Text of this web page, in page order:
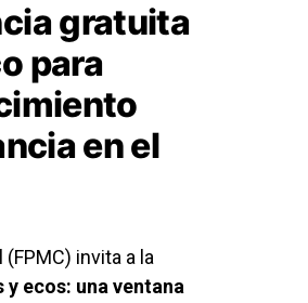
gratuita
para
en el
invita a la
y ecos: una ventana